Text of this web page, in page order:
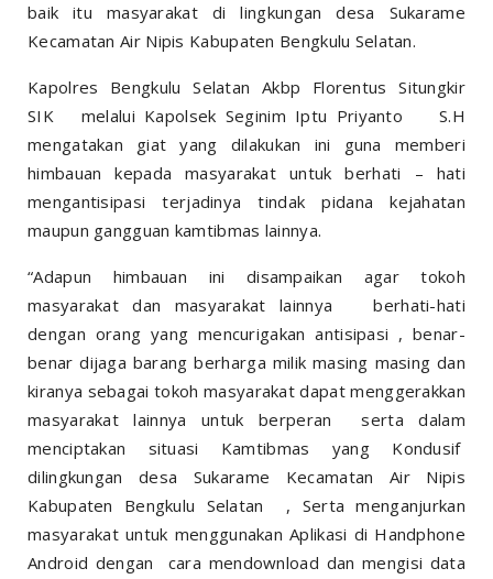
baik itu masyarakat di lingkungan desa Sukarame
Kecamatan Air Nipis Kabupaten Bengkulu Selatan.
Kapolres Bengkulu Selatan Akbp Florentus Situngkir
SIK melalui Kapolsek Seginim Iptu Priyanto S.H
mengatakan giat yang dilakukan ini guna memberi
himbauan kepada masyarakat untuk berhati – hati
mengantisipasi terjadinya tindak pidana kejahatan
maupun gangguan kamtibmas lainnya.
“Adapun himbauan ini disampaikan agar tokoh
masyarakat dan masyarakat lainnya berhati-hati
dengan orang yang mencurigakan antisipasi , benar-
benar dijaga barang berharga milik masing masing dan
kiranya sebagai tokoh masyarakat dapat menggerakkan
masyarakat lainnya untuk berperan serta dalam
menciptakan situasi Kamtibmas yang Kondusif
dilingkungan desa Sukarame Kecamatan Air Nipis
Kabupaten Bengkulu Selatan , Serta menganjurkan
masyarakat untuk menggunakan Aplikasi di Handphone
Android dengan cara mendownload dan mengisi data